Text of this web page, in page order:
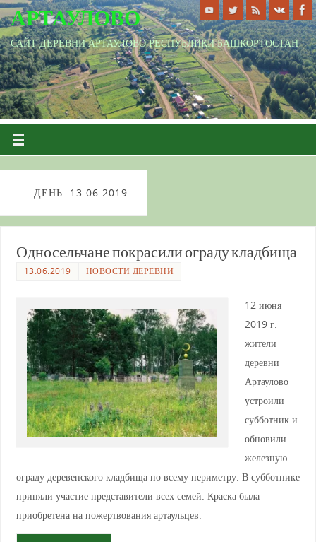
АРТАУЛОВО
САЙТ ДЕРЕВНИ АРТАУЛОВО РЕСПУБЛИКИ БАШКОРТОСТАН
ДЕНЬ: 13.06.2019
Односельчане покрасили ограду кладбища
13.06.2019 НОВОСТИ ДЕРЕВНИ
12 июня
2019 г.
жители
деревни
Артаулово
устроили
субботник и
обновили
железную
ограду деревенского кладбища по всему периметру. В субботнике
приняли участие представители всех семей. Краска была
приобретена на пожертвования артаульцев.